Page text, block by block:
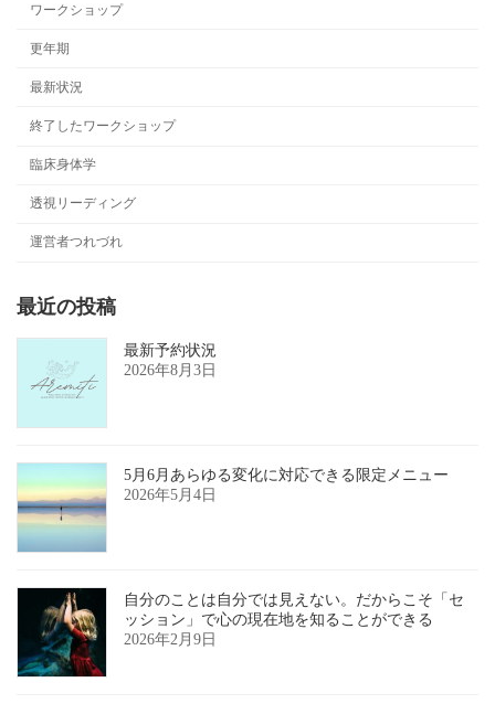
ワークショップ
更年期
最新状況
終了したワークショップ
臨床身体学
透視リーディング
運営者つれづれ
最近の投稿
最新予約状況
2026年8月3日
5月6月あらゆる変化に対応できる限定メニュー
2026年5月4日
自分のことは自分では見えない。だからこそ「セ
ッション」で心の現在地を知ることができる
2026年2月9日